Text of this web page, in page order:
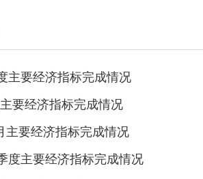
主要经济指标完成情况
要经济指标完成情况
主要经济指标完成情况
度主要经济指标完成情况